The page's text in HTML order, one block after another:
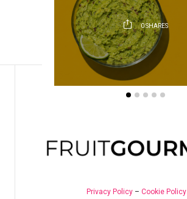
0SHARES
Privacy Policy –Cookie Policy